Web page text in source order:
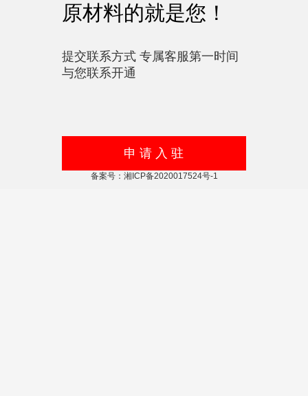
原材料的就是您！
提交联系方式 专属客服第一时间
与您联系开通
申 请 入 驻
备案号：湘ICP备2020017524号-1